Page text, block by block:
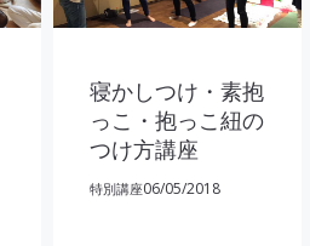
寝かしつけ・素抱
っこ・抱っこ紐の
つけ方講座
特別講座06/05/2018